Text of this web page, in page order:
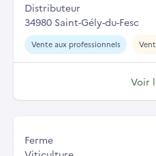
Distributeur
34980 Saint-Gély-du-Fesc
Vente aux professionnels
Voir
Ferme